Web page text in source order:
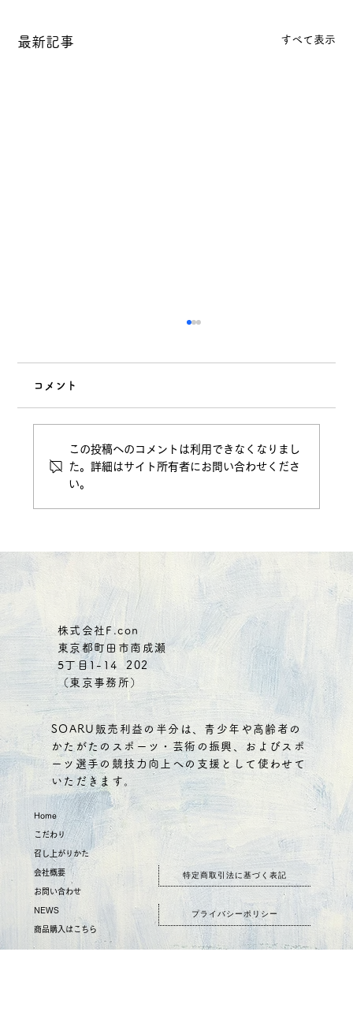
最新記事 すべて表示
(クーポン有り）燕の巣、まずは1週間！
コメント
この投稿へのコメントは利用できなくなりまし
た。詳細はサイト所有者にお問い合わせくださ
い。
株式会社F.con
東京都町田市南成瀬
5丁目1-14 202
（東京事務所）
SOARU販売利益の半分は、青少年や高齢者の
かたがたのスポーツ・芸術の振興、およびスポ
ーツ選手の競技力向上への支援として使わせて
いただきます。
Home
こだわり
召し上がりかた
会社概要
お問い合わせ
NEWS
商品購入はこちら
特定商取引法に基づく表記
​プライバシーポリシー